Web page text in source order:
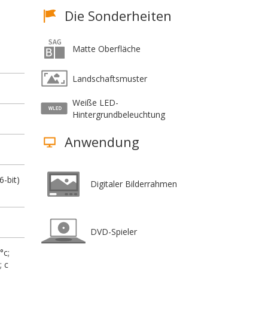
bit)
c
Die Sonderheiten
Matte Oberfläche
Landschaftsmuster
Weiße LED-
Hintergrundbeleuchtung
Anwendung
Digitaler Bilderrahmen
DVD-Spieler